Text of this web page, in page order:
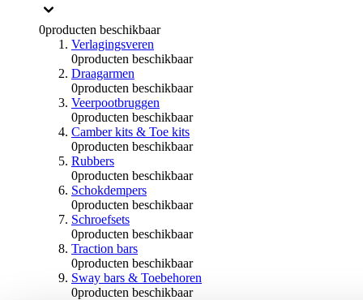
0producten beschikbaar
Verlagingsveren
0producten beschikbaar
Draagarmen
0producten beschikbaar
Veerpootbruggen
0producten beschikbaar
Camber kits & Toe kits
0producten beschikbaar
Rubbers
0producten beschikbaar
Schokdempers
0producten beschikbaar
Schroefsets
0producten beschikbaar
Traction bars
0producten beschikbaar
Sway bars & Toebehoren
0producten beschikbaar